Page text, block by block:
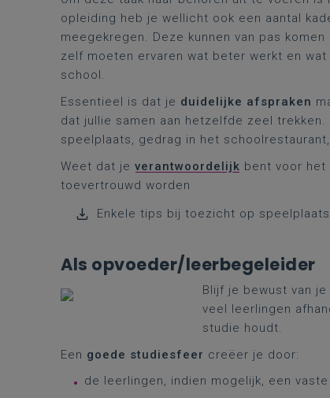
opleiding heb je wellicht ook een aantal
meegekregen. Deze kunnen van pas
zelf moeten ervaren wat beter werkt en
school.
Essentieel is dat je duidelijke afspraken
dat jullie samen aan hetzelfde zeel
speelplaats, gedrag in het
Weet dat je verantwoordelijk bent voor
toevertrouwd worden
Enkele tips bij toezicht op
Als opvoeder/leerbegeleider
Blijf je bewust van
veel leerlingen
studie houdt.
Een goede studiesfeer creëer je door:
de leerlingen, indien mogelijk, een